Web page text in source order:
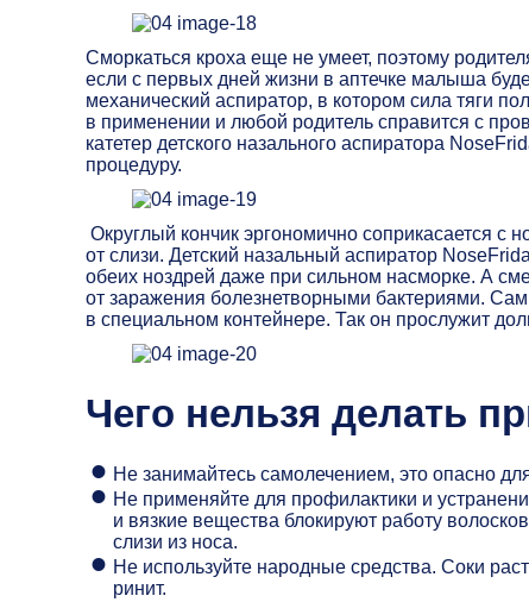
Сморкаться кроха еще не умеет, поэтому
если с первых дней жизни в аптечке малыша
механический аспиратор, в котором сила тяги
в применении и любой родитель справится с
катетер детского назального аспиратора
процедуру.
Округлый кончик эргономично соприкасается с
от слизи. Детский назальный аспиратор
обеих ноздрей даже при сильном насморке. А
от заражения болезнетворными бактериями.
в специальном контейнере. Так он прослужит
Чего нельзя делать
Не занимайтесь самолечением, это опасно
Не применяйте для профилактики и
и вязкие вещества блокируют работу
слизи из носа.
Не используйте народные средства. Соки
ринит.